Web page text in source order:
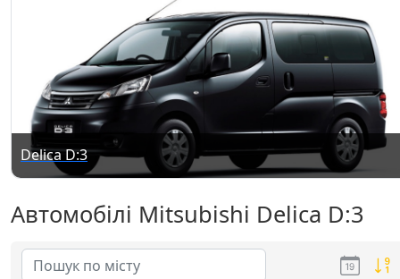
Delica D:3
Автомобілі Mitsubishi Delica D:3